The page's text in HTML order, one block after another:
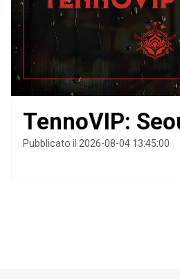
TennoVIP:
Pubblicato il 2026-08-04 13:45:00